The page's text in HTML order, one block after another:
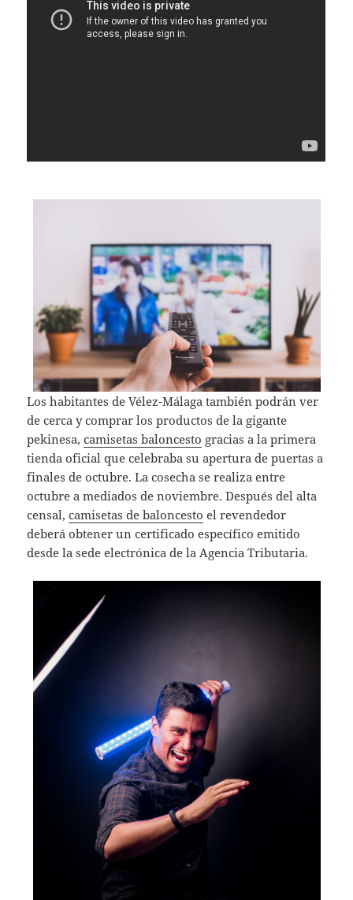
Los habitantes de Vélez-Málaga también podrán ver
de cerca y comprar los productos de la gigante
pekinesa,camisetas baloncesto gracias a la primera
tienda oficial que celebraba su apertura de puertas a
finales de octubre. La cosecha se realiza entre
octubre a mediados de noviembre. Después del alta
censal,camisetas de baloncesto el revendedor
deberá obtener un certificado específico emitido
desde la sede electrónica de la Agencia Tributaria.